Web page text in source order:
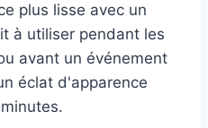
plus lisse avec un
à utiliser pendant les
avant un événement
éclat d'apparence